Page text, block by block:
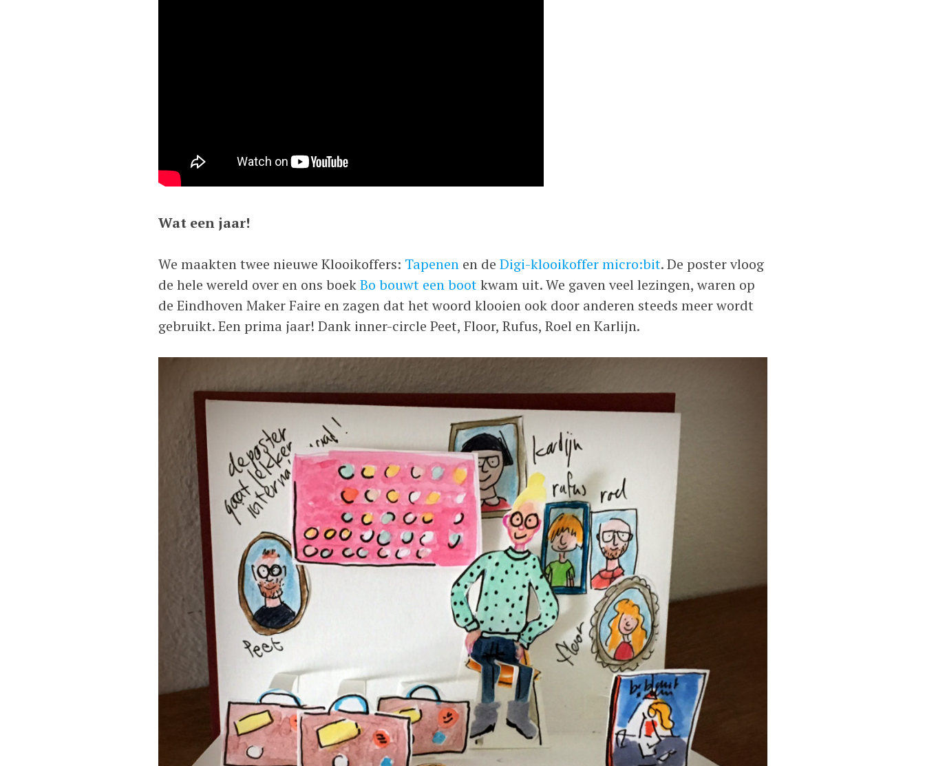
Wat een jaar!
We maakten twee nieuwe Klooikoffers: Tapenenen de Digi-klooikoffer micro:bit. De poster vloog
de hele wereld over en ons boekBo bouwt een bootkwam uit. We gaven veel lezingen, waren op
de Eindhoven Maker Faire en zagen dat het woord klooien ook door anderen steeds meer wordt
gebruikt. Een prima jaar! Dank inner-circle Peet, Floor, Rufus, Roel en Karlijn.